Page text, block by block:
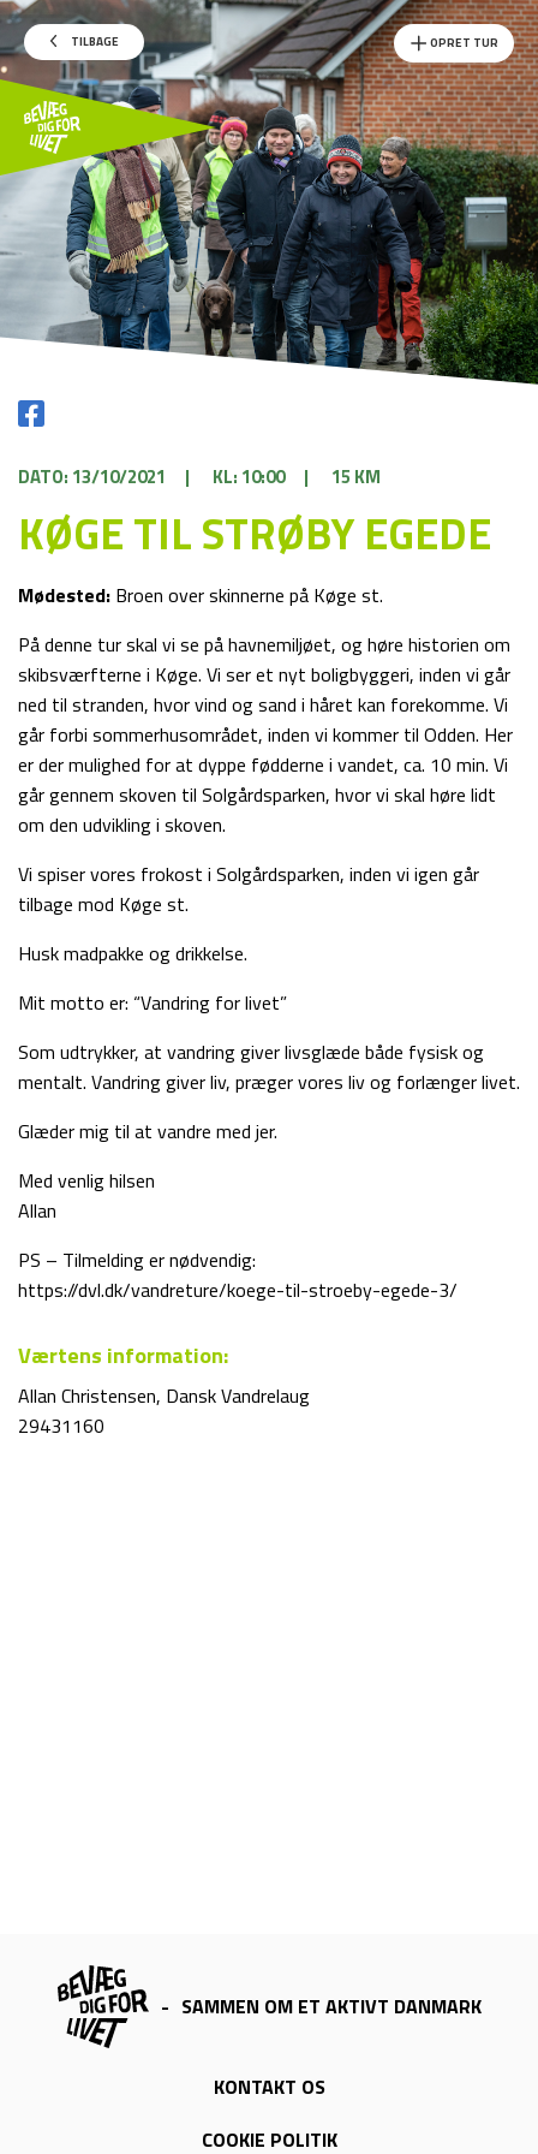
TILBAGE OPRET TUR
DATO: 13/10/2021 | KL: 10:00 | 15 KM
KØGE TIL STRØBY EGEDE
Mødested: Broen over skinnerne på Køge st.
På denne tur skal vi se på havnemiljøet, og høre historien om
skibsværfterne i Køge. Vi ser et nyt boligbyggeri, inden vi går
ned til stranden, hvor vind og sand i håret kan forekomme. Vi
går forbi sommerhusområdet, inden vi kommer til Odden. Her
er der mulighed for at dyppe fødderne i vandet, ca. 10 min. Vi
går gennem skoven til Solgårdsparken, hvor vi skal høre lidt
om den udvikling i skoven.
Vi spiser vores frokost i Solgårdsparken, inden vi igen går
tilbage mod Køge st.
Husk madpakke og drikkelse.
Mit motto er: “Vandring for livet”
Som udtrykker, at vandring giver livsglæde både fysisk og
mentalt. Vandring giver liv, præger vores liv og forlænger livet.
Glæder mig til at vandre med jer.
Med venlig hilsen
Allan
PS – Tilmelding er nødvendig:
https://dvl.dk/vandreture/koege-til-stroeby-egede-3/
Værtens information:
Allan Christensen, Dansk Vandrelaug
29431160
- SAMMEN OM ET AKTIVT DANMARK
KONTAKT OS
COOKIE POLITIK